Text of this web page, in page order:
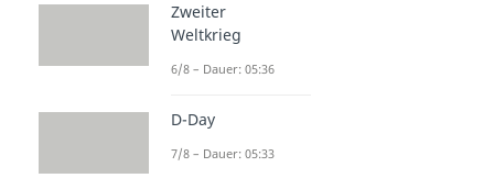
Zweiter
Weltkrieg
6/8 – Dauer: 05:36
D-Day
7/8 – Dauer: 05:33